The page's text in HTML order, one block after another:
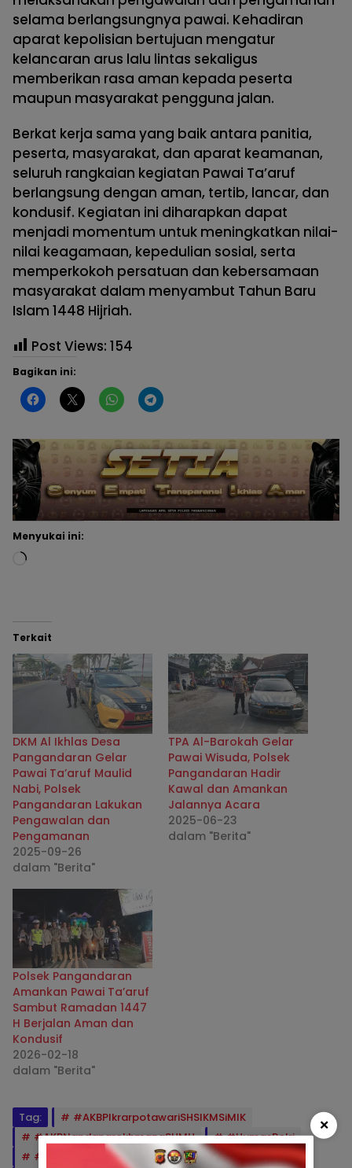
selama berlangsungnya pawai. Kehadiran
aparat kepolisian bertujuan mengatur
kelancaran arus lalu lintas sekaligus
memberikan rasa aman kepada peserta
maupun masyarakat pengguna jalan.
Berkat kerja sama yang baik antara panitia,
peserta, masyarakat, dan aparat keamanan,
seluruh rangkaian kegiatan Pawai Ta’aruf
berlangsung dengan aman, tertib, lancar, dan
kondusif. Kegiatan ini diharapkan dapat
menjadi momentum untuk meningkatkan nilai-
nilai keagamaan, kepedulian sosial, serta
memperkokoh persatuan dan kebersamaan
masyarakat dalam menyambut Tahun Baru
Islam 1448 Hijriah.
Post Views: 154
Bagikan ini:
Menyukai ini:
Terkait
DKM Al Ikhlas Desa
Pangandaran Gelar
Pawai Ta’aruf Maulid
Nabi, Polsek
Pangandaran Lakukan
Pengawalan dan
Pengamanan
2025-09-26
dalam "Berita"
TPA Al-Barokah Gelar
Pawai Wisuda, Polsek
Pangandaran Hadir
Kawal dan Amankan
Jalannya Acara
2025-06-23
dalam "Berita"
Polsek Pangandaran
Amankan Pawai Ta’aruf
Sambut Ramadan 1447
H Berjalan Aman dan
Kondusif
2026-02-18
dalam "Berita"
Tag:
#AKBPIkrarpotawariSHSIKMSiMIK
#AKPNandangrokhmanaSHMH
#HumasPolri
#Kamtibmas
#KapolresPangandaran
×